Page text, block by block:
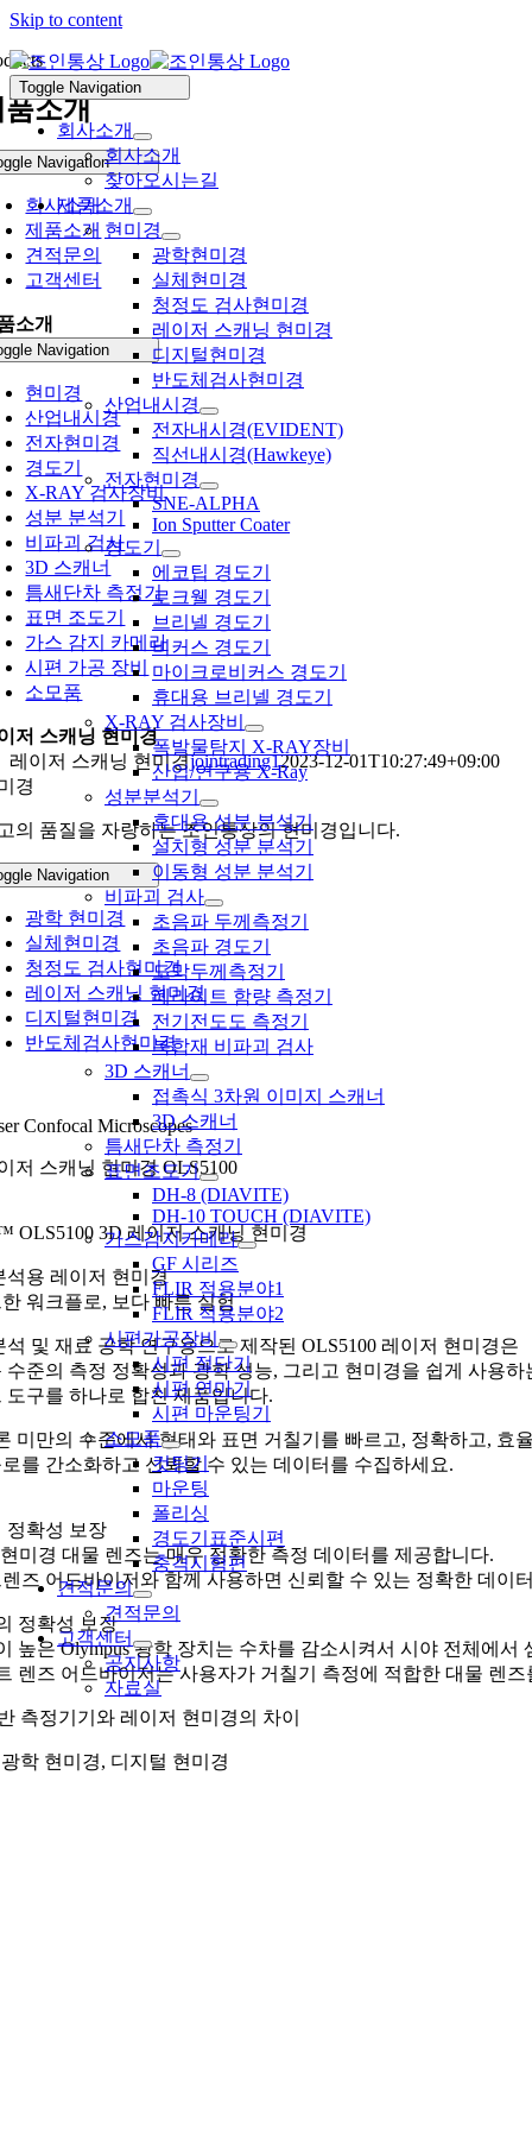
Skip to content
Toggle Navigation
회사소개
회사소개
찾아오시는길
제품소개
현미경
광학현미경
실체현미경
청정도 검사현미경
레이저 스캐닝 현미경
디지털현미경
반도체검사현미경
산업내시경
전자내시경(EVIDENT)
직선내시경(Hawkeye)
전자현미경
SNE-ALPHA
Ion Sputter Coater
경도기
에코팁 경도기
로크웰 경도기
브리넬 경도기
비커스 경도기
마이크로비커스 경도기
휴대용 브리넬 경도기
X-RAY 검사장비
폭발물탐지 X-RAY장비
산업/연구용 X-Ray
성분분석기
휴대용 성분 분석기
설치형 성분 분석기
이동형 성분 분석기
비파괴 검사
초음파 두께측정기
초음파 경도기
도막두께측정기
페라이트 함량 측정기
전기전도도 측정기
복합재 비파괴 검사
3D 스캐너
접촉식 3차원 이미지 스캐너
3D 스캐너
틈새단차 측정기
표면조도기
DH-8 (DIAVITE)
DH-10 TOUCH (DIAVITE)
가스감지카메라
GF 시리즈
FLIR 적용분야1
FLIR 적용분야2
시편가공장비
시편 절단기
시편 연마기
시편 마운팅기
소모품
컷팅기
마운팅
폴리싱
경도기표준시편
충격시험편
견적문의
견적문의
고객센터
공지사항
자료실
품소개
Navigation
회사소개
제품소개
견적문의
고객센터
소개
Navigation
현미경
산업내시경
전자현미경
경도기
X-RAY 검사장비
성분 분석기
비파괴 검사
3D 스캐너
틈새단차 측정기
표면 조도기
가스 감지 카메라
시편 가공 장비
소모품
저 스캐닝 현미경
레이저 스캐닝 현미경jointrading12023-12-01T10:27:49+09:00
경
의 품질을 자랑하는 조인통상의 현미경입니다.
Navigation
광학 현미경
실체현미경
청정도 검사현미경
레이저 스캐닝 현미경
디지털현미경
반도체검사현미경
Confocal Microscopes
저 스캐닝 현미경 OLS5100
OLS5100 3D 레이저 스캐닝 현미경
석용 레이저 현미경
워크플로, 보다 빠른 실험
석 및 재료 공학 연구용으로 제작된 OLS5100 레이저 현미경은
수준의 측정 정확성과 광학 성능, 그리고 현미경을 쉽게 사용하
도구를 하나로 합친 제품입니다.
미만의 수준에서 형태와 표면 거칠기를 빠르고, 정확하고, 효
를 간소화하고 신뢰할 수 있는 데이터를 수집하세요.
정확성 보장
미경 대물 렌즈는 매우 정확한 측정 데이터를 제공합니다.
즈 어드바이저와 함께 사용하면 신뢰할 수 있는 정확한 데이
정확성 보장
높은 Olympus 광학 장치는 수차를 감소시켜서 시야 전체에
렌즈 어드바이저는 사용자가 거칠기 측정에 적합한 대물 렌
측정기기와 레이저 현미경의 차이
학 현미경, 디지털 현미경